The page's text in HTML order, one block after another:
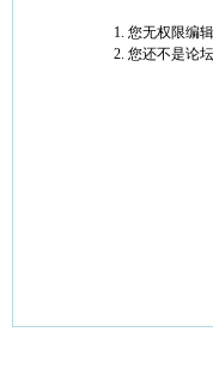
您无权限编
您还不是论